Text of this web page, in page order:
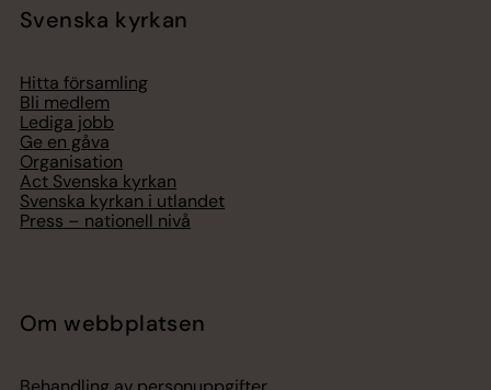
Svenska kyrkan
Hitta församling
Bli medlem
Lediga jobb
Ge en gåva
Organisation
Act Svenska kyrkan
Svenska kyrkan i utlandet
Press – nationell nivå
Om webbplatsen